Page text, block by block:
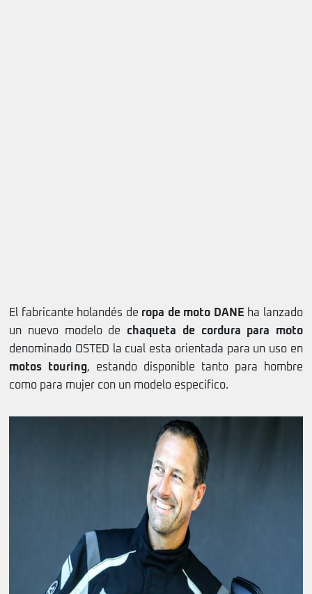
El fabricante holandés de ropa de moto DANE ha lanzado
un nuevo modelo de chaqueta de cordura para moto
denominado OSTED la cual esta orientada para un uso en
motos touring, estando disponible tanto para hombre
como para mujer con un modelo especifico.